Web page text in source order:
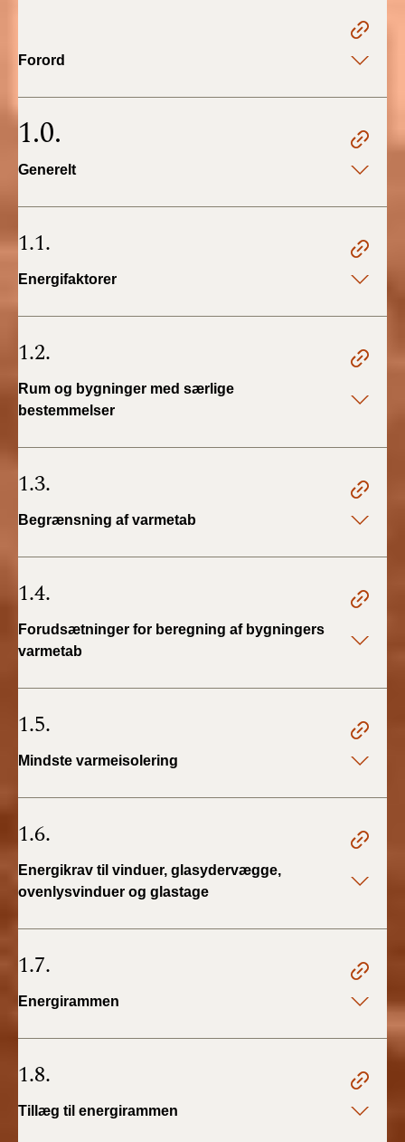
BR18 (1/1 - 30/6
2021)
BR18 (4/7-31/12
BR18 (1/7-31/12
BR15 (2015-2018)
Forord
1.0.
Generelt
1.1.
Energifaktorer
1.2.
Rum og bygninger med særlige
bestemmelser
1.3.
Begrænsning af varmetab
1.4.
Forudsætninger for beregning af bygningers
varmetab
1.5.
Mindste varmeisolering
1.6.
Energikrav til vinduer, glasydervægge,
ovenlysvinduer og glastage
1.7.
Energirammen
1.8.
Tillæg til energirammen